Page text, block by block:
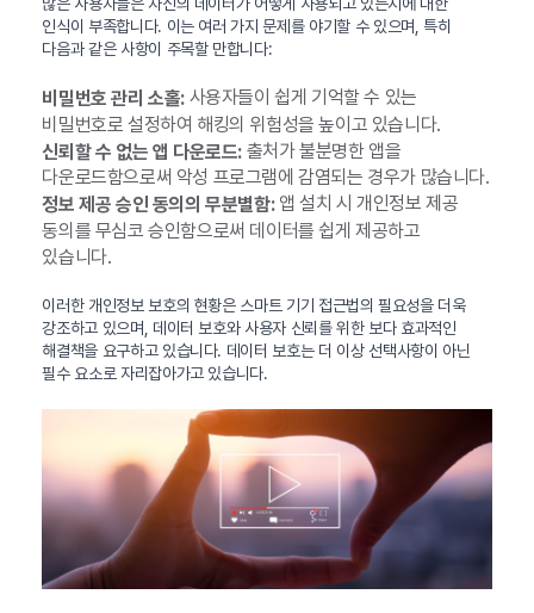
인식이 부족합니다. 이는 여러 가지 문제를 야기할 수 있으며, 특히
다음과 같은 사항이 주목할 만합니다:
비밀번호 관리 소홀:사용자들이 쉽게 기억할 수 있는
비밀번호로 설정하여 해킹의 위험성을 높이고 있습니다.
신뢰할 수 없는 앱 다운로드:출처가 불분명한 앱을
다운로드함으로써 악성 프로그램에 감염되는 경우가 많습니다.
정보 제공 승인 동의의 무분별함:앱 설치 시 개인정보 제공
동의를 무심코 승인함으로써 데이터를 쉽게 제공하고
있습니다.
이러한 개인정보 보호의 현황은 스마트 기기 접근법의 필요성을 더욱
강조하고 있으며, 데이터 보호와 사용자 신뢰를 위한 보다 효과적인
해결책을 요구하고 있습니다. 데이터 보호는 더 이상 선택사항이 아닌
필수 요소로 자리잡아가고 있습니다.